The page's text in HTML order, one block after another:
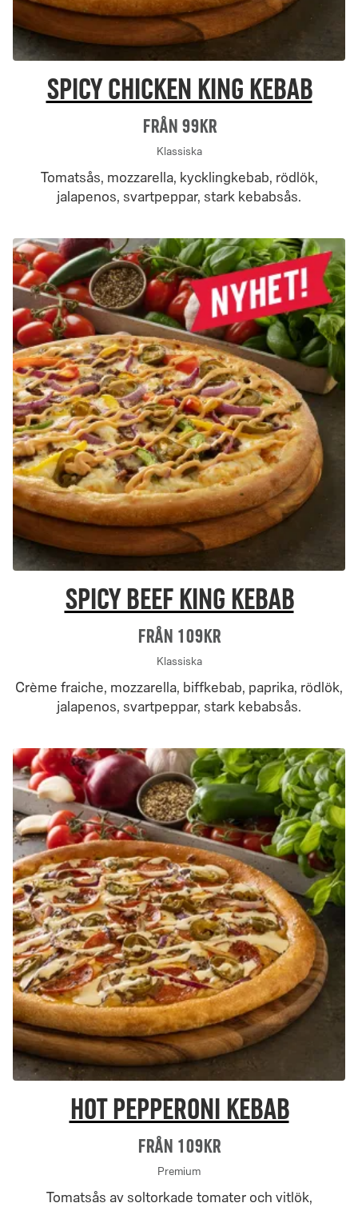
Spicy Chicken King Kebab
Från 99Kr
Klassiska
Tomatsås, mozzarella, kycklingkebab, rödlök,
jalapenos, svartpeppar, stark kebabsås.
Spicy Beef King Kebab
Från 109Kr
Klassiska
Crème fraiche, mozzarella, biffkebab, paprika, rödlök,
jalapenos, svartpeppar, stark kebabsås.
Hot Pepperoni Kebab
Från 109Kr
Premium
Tomatsås av soltorkade tomater och vitlök,